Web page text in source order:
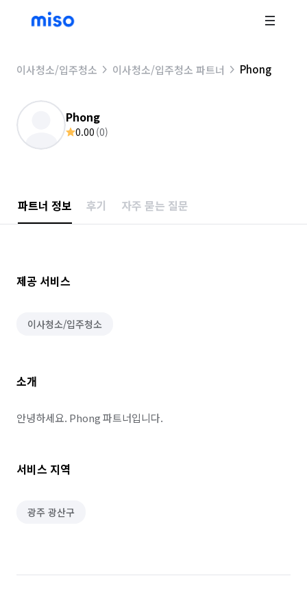
이사청소/입주청소 이사청소/입주청소 파트너 Phong
Phong
0.00 (0)
파트너 정보 후기 자주 묻는 질문
제공 서비스
이사청소/입주청소
소개
안녕하세요. Phong 파트너입니다.
서비스 지역
광주 광산구